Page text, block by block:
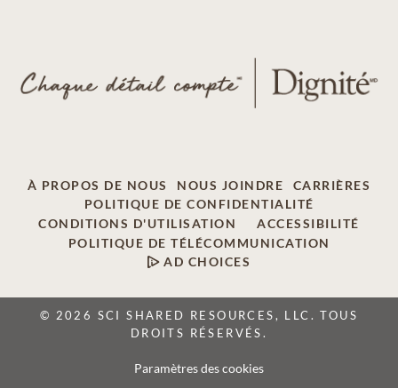
À PROPOS DE NOUS NOUS JOINDRE
CARRIÈRES
POLITIQUE DE CONFIDENTIALITÉ
CONDITIONS D'UTILISATION
ACCESSIBILITÉ
POLITIQUE DE TÉLÉCOMMUNICATION
AD CHOICES
© 2026 SCI SHARED RESOURCES, LLC. TOUS
DROITS RÉSERVÉS.
Paramètres des cookies